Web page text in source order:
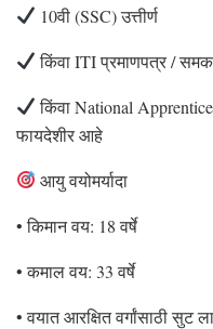
10वी (SSC) उत्तीर्ण
किंवा ITI प्रमाणपत्र /
किंवा National
फायदेशीर आहे
आयु वयोमर्यादा
• किमान वय: 18 वर्षे
• कमाल वय: 33 वर्षे
• वयात आरक्षित वर्गांसाठी सुट